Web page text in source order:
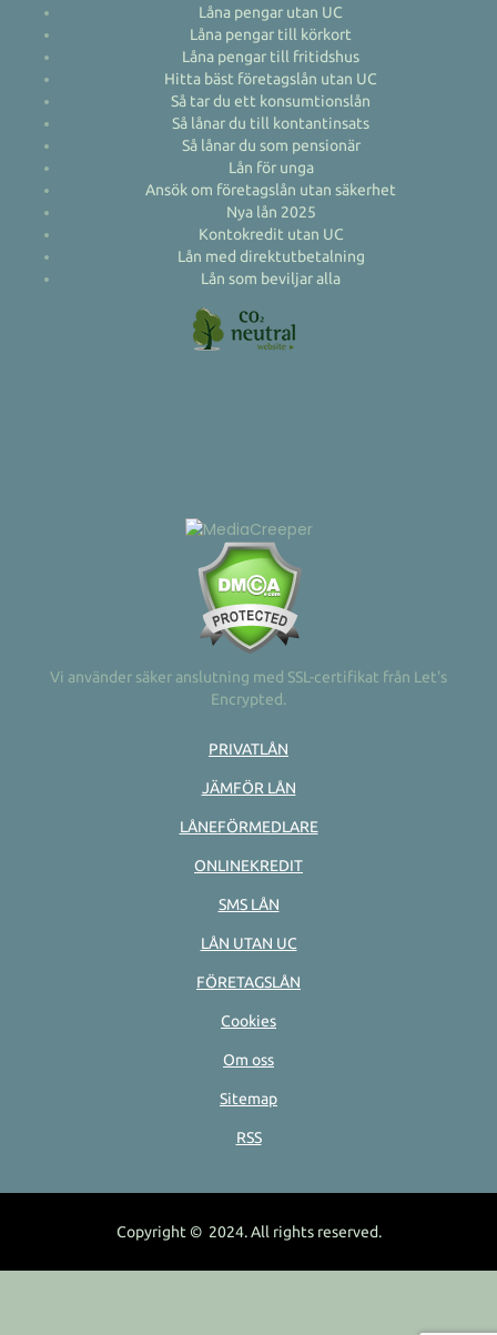
Låna pengar utan UC
Låna pengar till körkort
Låna pengar till fritidshus
Hitta bäst företagslån utan UC
Så tar du ett konsumtionslån
Så lånar du till kontantinsats
Så lånar du som pensionär
Lån för unga
Ansök om företagslån utan säkerhet
Nya lån 2025
Kontokredit utan UC
Lån med direktutbetalning
Lån som beviljar alla
Vi använder säker anslutning med SSL-certifikat från Let's
Encrypted.
PRIVATLÅN
JÄMFÖR LÅN
LÅNEFÖRMEDLARE
ONLINEKREDIT
SMS LÅN
LÅN UTAN UC
FÖRETAGSLÅN
Cookies
Om oss
Sitemap
RSS
Copyright © 2024. All rights reserved.